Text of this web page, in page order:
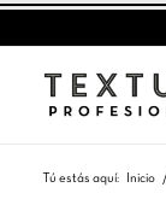
Tú estás aquí: Inicio /